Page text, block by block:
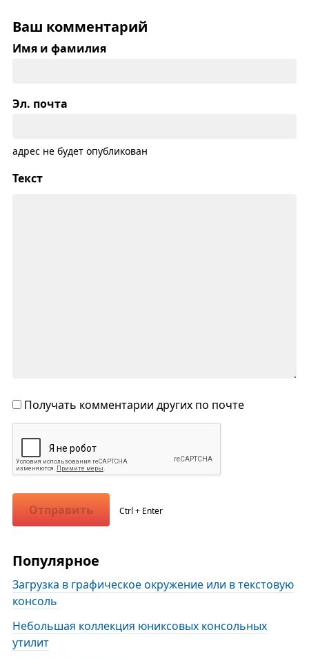
Ваш комментарий
Имя и фамилия
Эл. почта
адрес не будет опубликован
Текст
Получать комментарии других по почте
Отправить Ctrl + Enter
Популярное
Загрузка в графическое окружение или в текстовую
консоль
Небольшая коллекция юниксовых консольных
утилит